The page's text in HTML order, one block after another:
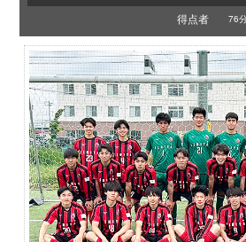
得点者 76